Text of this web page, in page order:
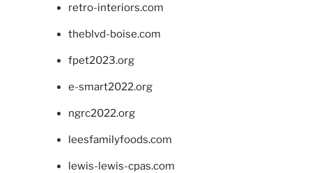
retro-interiors.com
theblvd-boise.com
fpet2023.org
e-smart2022.org
ngrc2022.org
leesfamilyfoods.com
lewis-lewis-cpas.com